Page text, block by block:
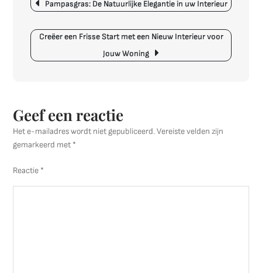
van
der
Interieur
Pampasgras: De Natuurlijke Elegantie in uw Interieur
Creëer een Frisse Start met een Nieuw Interieur voor
Jouw Woning
Geef een reactie
Het e-mailadres wordt niet gepubliceerd. Vereiste velden zijn
gemarkeerd met *
Reactie *